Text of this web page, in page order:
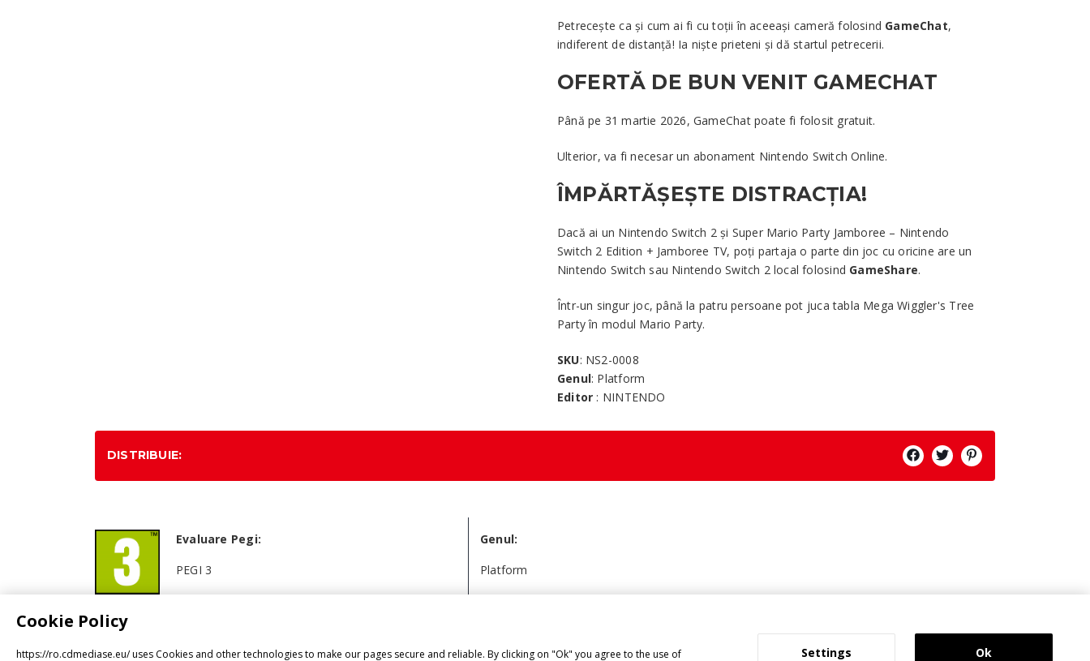
Petrecește ca și cum ai fi cu toții în aceeași cameră folosind GameChat,
indiferent de distanță! Ia niște prieteni și dă startul petrecerii.
OFERTĂ DE BUN VENIT GAMECHAT
Până pe 31 martie 2026, GameChat poate fi folosit gratuit.
Ulterior, va fi necesar un abonament Nintendo Switch Online.
ÎMPĂRTĂȘEȘTE DISTRACȚIA!
Dacă ai un Nintendo Switch 2 și Super Mario Party Jamboree – Nintendo
Switch 2 Edition + Jamboree TV, poți partaja o parte din joc cu oricine are un
Nintendo Switch sau Nintendo Switch 2 local folosind GameShare.
Într-un singur joc, până la patru persoane pot juca tabla Mega Wiggler's Tree
Party în modul Mario Party.
SKU: NS2-0008
Genul: Platform
Editor : NINTENDO
DISTRIBUIE:
Evaluare Pegi:
PEGI 3
Genul:
Platform
Cookie Policy
https://ro.cdmediase.eu/ uses Cookies and other technologies to make our pages secure and reliable. By clicking on "Ok" you agree to the use of Settings Ok